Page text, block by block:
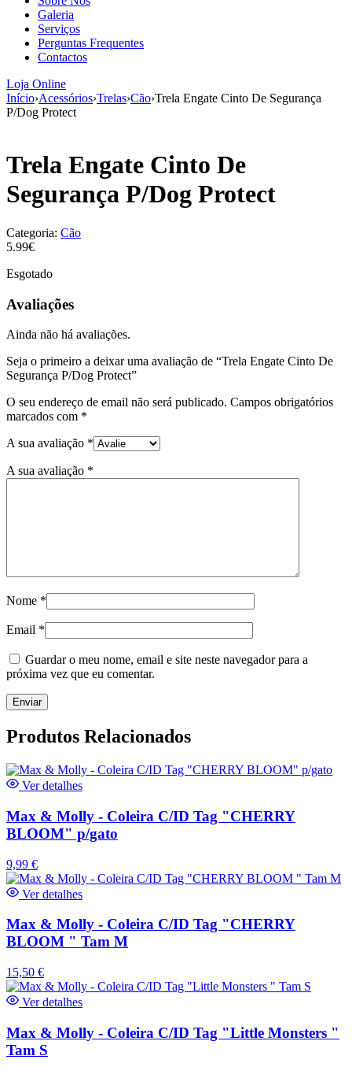
Galeria
Serviços
Perguntas Frequentes
Contactos
Loja Online
Início›Acessórios›Trelas›Cão›Trela Engate Cinto De Segurança
P/Dog Protect
Trela Engate Cinto De
Segurança P/Dog Protect
Categoria: Cão
5.99€
Esgotado
Avaliações
Ainda não há avaliações.
Seja o primeiro a deixar uma avaliação de “Trela Engate Cinto De
Segurança P/Dog Protect”
O seu endereço de email não será publicado. Campos obrigatórios
marcados com *
A sua avaliação *
A sua avaliação *
Nome *
Email *
Guardar o meu nome, email e site neste navegador para a
próxima vez que eu comentar.
Produtos Relacionados
Ver detalhes
Max & Molly - Coleira C/ID Tag "CHERRY
BLOOM" p/gato
9,99 €
Ver detalhes
Max & Molly - Coleira C/ID Tag "CHERRY
BLOOM " Tam M
15,50 €
Ver detalhes
Max & Molly - Coleira C/ID Tag "Little Monsters "
Tam S
aumenta a
probabilidade
de ver
conteúdo e
ofertas